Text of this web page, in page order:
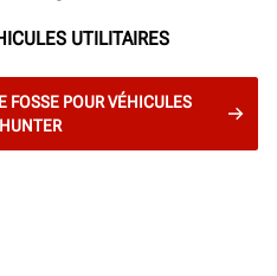
UTILITAIRES
FOSSE POUR VÉHICULES